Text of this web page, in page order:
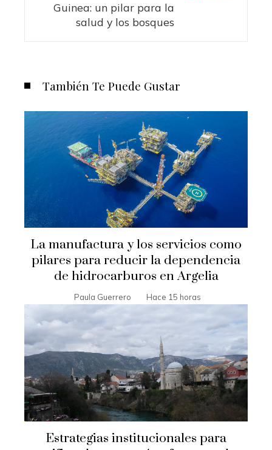
Guinea: un pilar para la
salud y los bosques
También Te Puede Gustar
La manufactura y los servicios como
pilares para reducir la dependencia
de hidrocarburos en Argelia
Paula Guerrero Hace 15 horas
Estrategias institucionales para